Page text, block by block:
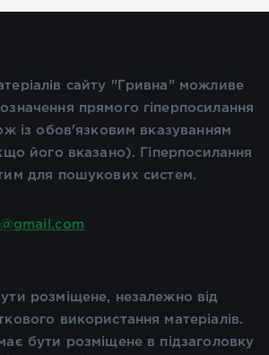
сайту "Гривна" можливе
прямого гіперпосилання
із обов'язковим вказуванням
його вказано). Гіперпосилання
для пошукових систем.
розміщене, незалежно від
використання матеріалів.
бути розміщене в підзаголовку